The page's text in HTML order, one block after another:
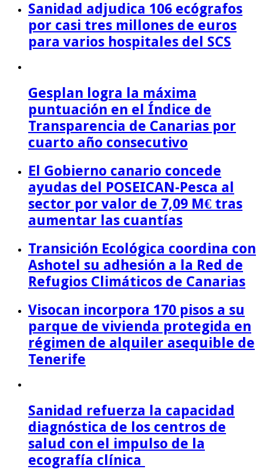
Sanidad adjudica 106 ecógrafos
por casi tres millones de euros
para varios hospitales del SCS
Gesplan logra la máxima
puntuación en el Índice de
Transparencia de Canarias por
cuarto año consecutivo
El Gobierno canario concede
ayudas del POSEICAN-Pesca al
sector por valor de 7,09 M€ tras
aumentar las cuantías
Transición Ecológica coordina con
Ashotel su adhesión a la Red de
Refugios Climáticos de Canarias
Visocan incorpora 170 pisos a su
parque de vivienda protegida en
régimen de alquiler asequible de
Tenerife
Sanidad refuerza la capacidad
diagnóstica de los centros de
salud con el impulso de la
ecografía clínica